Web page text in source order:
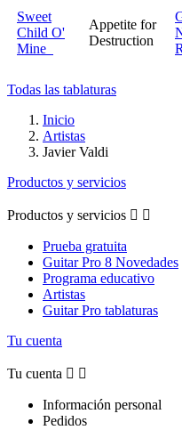
Sweet
Child O'
Mine
Appetite for
Destruction
Todas las tablaturas
Inicio
Artistas
Javier Valdi
Productos y servicios
Productos y servicios  
Prueba gratuita
Guitar Pro 8 Novedades
Programa educativo
Artistas
Guitar Pro tablaturas
Tu cuenta
Tu cuenta  
Información personal
Pedidos